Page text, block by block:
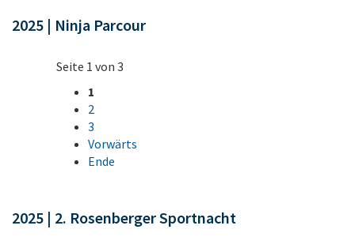
2025 | Ninja Parcour
Seite 1 von 3
1
2
3
Vorwärts
Ende
2025 | 2. Rosenberger Sportnacht